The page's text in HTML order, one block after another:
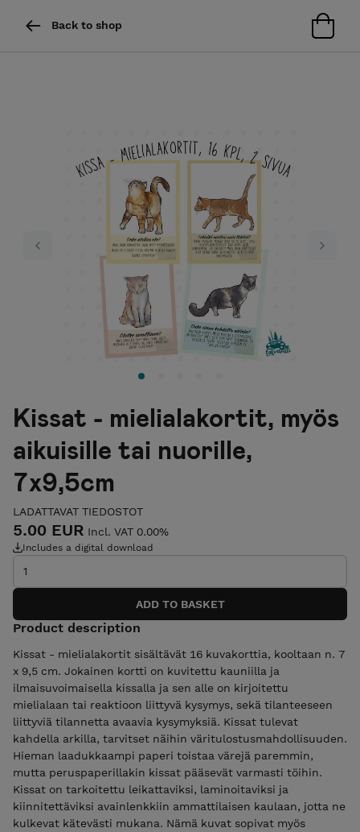
Back to shop
Previous Next
Kissat - mielialakortit, myös
aikuisille tai nuorille,
7x9,5cm
LADATTAVAT TIEDOSTOT
5.00 EUR Incl. VAT 0.00%
Includes a digital download
Product description
Kissat - mielialakortit sisältävät 16 kuvakorttia, kooltaan n. 7
x 9,5 cm. Jokainen kortti on kuvitettu kauniilla ja
ilmaisuvoimaisella kissalla ja sen alle on kirjoitettu
mielialaan tai reaktioon liittyvä kysymys, sekä tilanteeseen
liittyviä tilannetta avaavia kysymyksiä. Kissat tulevat
kahdella arkilla, tarvitset näihin väritulostusmahdollisuuden.
Hieman laadukkaampi paperi toistaa värejä paremmin,
mutta peruspaperillakin kissat pääsevät varmasti töihin.
Kissat on tarkoitettu leikattaviksi, laminoitaviksi ja
kiinnitettäviksi avainlenkkiin ammattilaisen kaulaan, jotta ne
kulkevat kätevästi mukana. Nämä kuvat sopivat myös